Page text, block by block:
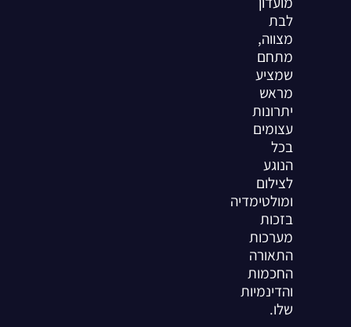
לבת
מצווה,
מתחם
שמציע
מראש
יתרונות
עצומים
בכל
הנוגע
לצילום
ומולטימדיה
בזכות
מערכות
התאורה
החכמות
והדינמיות
שלו.